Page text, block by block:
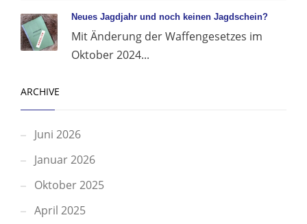
Neues Jagdjahr und noch keinen Jagdschein?
Mit Änderung der Waffengesetzes im
Oktober 2024...
ARCHIVE
Juni 2026
Januar 2026
Oktober 2025
April 2025